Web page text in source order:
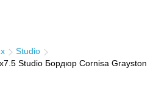
Studio
Studio Бордюр Cornisa Graystone